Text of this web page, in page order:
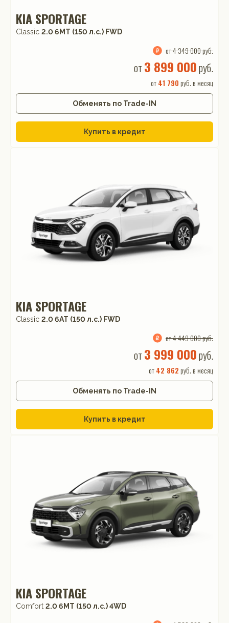
KIA SPORTAGE
Classic 2.0 6MT (150 л.с.) FWD
от 4 349 000 руб.
от 3 899 000руб.
от41 790 руб. в месяц
Обменять по Trade-IN
Купить в кредит
KIA SPORTAGE
Classic 2.0 6AT (150 л.с.) FWD
от 4 449 000 руб.
от 3 999 000руб.
от42 862 руб. в месяц
Обменять по Trade-IN
Купить в кредит
KIA SPORTAGE
Comfort 2.0 6MT (150 л.с.) 4WD